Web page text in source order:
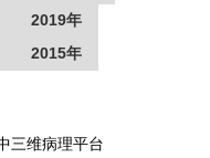
2019年
2015年
三维病理平台